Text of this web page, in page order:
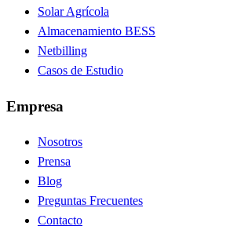
Solar Agrícola
Almacenamiento BESS
Netbilling
Casos de Estudio
Empresa
Nosotros
Prensa
Blog
Preguntas Frecuentes
Contacto